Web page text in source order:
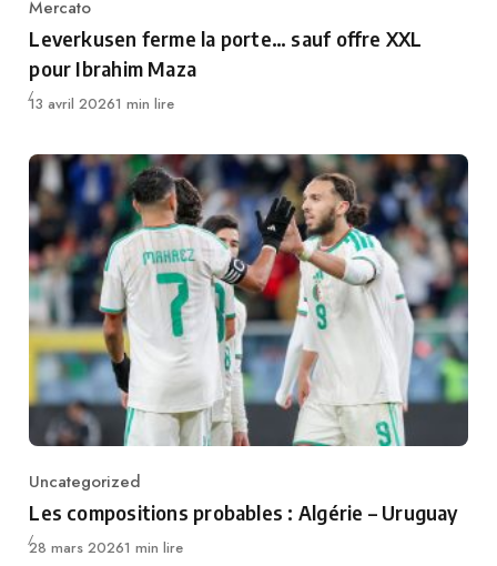
Category
Mercato
Leverkusen ferme la porte… sauf offre XXL
pour Ibrahim Maza
Publié
13 avril 20261 min lire
Category
Uncategorized
Les compositions probables : Algérie – Uruguay
Publié
28 mars 20261 min lire